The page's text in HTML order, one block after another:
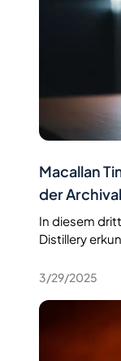
Double
der Marke,
Macallan
der
Classic Cut
In diesem
Distillery
3/29/2025